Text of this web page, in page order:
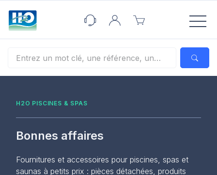
H2O PISCINES & SPAS
Bonnes affaires
Fournitures et accessoires pour piscines, spas et
saunas à petits prix : pièces détachées, produits